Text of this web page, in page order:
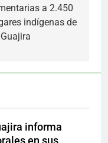
a 2.450
indígenas de
informa
en sus